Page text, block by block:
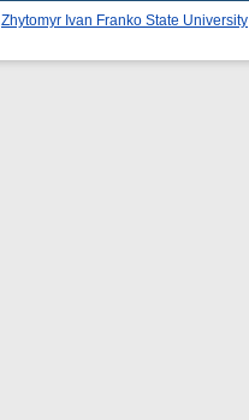
Zhytomyr Ivan Franko State University